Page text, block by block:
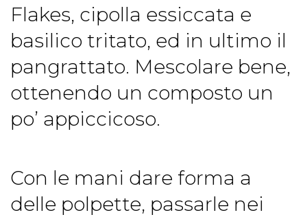
Flakes, cipolla essiccata e
basilico tritato, ed in ultimo il
pangrattato. Mescolare bene,
ottenendo un composto un
po’ appiccicoso.
Con le mani dare forma a
delle polpette, passarle nei